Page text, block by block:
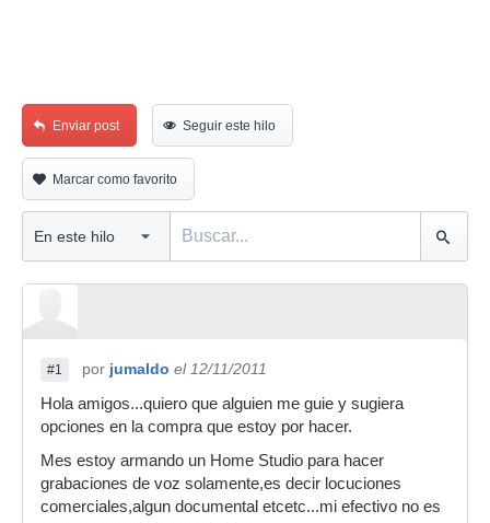
Enviar post Seguir este hilo
Marcar como favorito
#1 por jumaldo el 12/11/2011
Hola amigos...quiero que alguien me guie y sugiera
opciones en la compra que estoy por hacer.
Mes estoy armando un Home Studio para hacer
grabaciones de voz solamente,es decir locuciones
comerciales,algun documental etcetc...mi efectivo no es